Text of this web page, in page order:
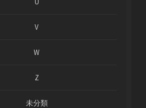
V
W
Z
未分類